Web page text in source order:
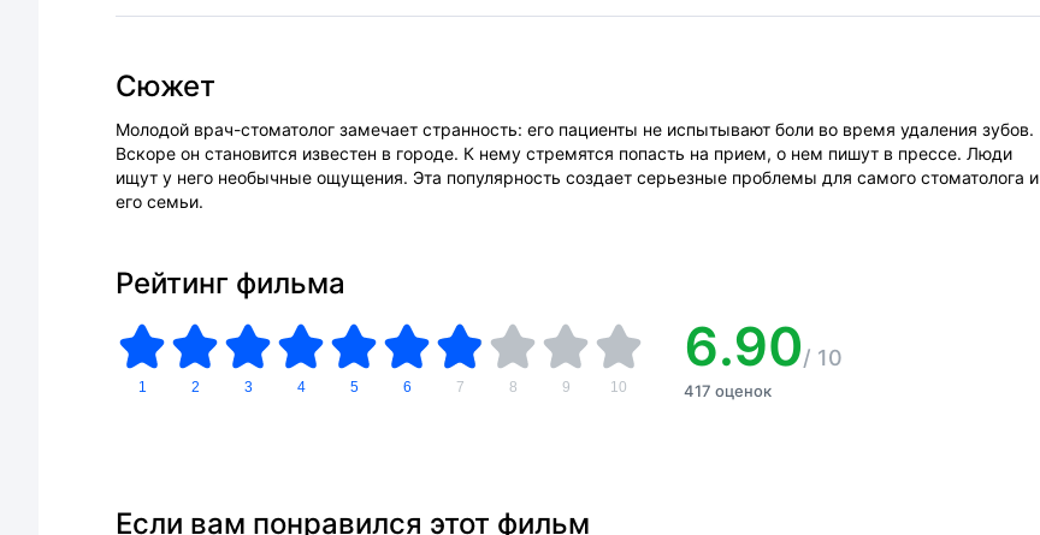
Сюжет
Молодой врач-стоматолог замечает странность: его пациенты не испытывают боли во время удаления зубов.
Вскоре он становится известен в городе. К нему стремятся попасть на прием, о нем пишут в прессе. Люди
ищут у него необычные ощущения. Эта популярность создает серьезные проблемы для самого стоматолога и
его семьи.
Рейтинг фильма
1 2 3 4 5 6 7 8 9 10
6.90/ 10
417 оценок
Если вам понравился этот фильм